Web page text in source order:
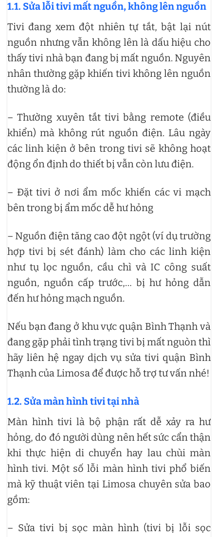
1.1. Sửa lỗi tivi mất nguồn, không lên nguồn
Tivi đang xem đột nhiên tự tắt, bật lại nút
nguồn nhưng vẫn không lên là dấu hiệu cho
thấy tivi nhà bạn đang bị mất nguồn. Nguyên
nhân thường gặp khiến tivi không lên nguồn
thường là do:
– Thường xuyên tắt tivi bằng remote (điều
khiển) mà không rút nguồn điện. Lâu ngày
các linh kiện ở bên trong tivi sẽ không hoạt
động ổn định do thiết bị vẫn còn lưu điện.
– Đặt tivi ở nơi ẩm mốc khiến các vi mạch
bên trong bị ẩm mốc dễ hư hỏng
– Nguồn điện tăng cao đột ngột (ví dụ trường
hợp tivi bị sét đánh) làm cho các linh kiện
như tụ lọc nguồn, cầu chì và IC công suất
nguồn, nguồn cấp trước,… bị hư hỏng dẫn
đến hư hỏng mạch nguồn.
Nếu bạn đang ở khu vực quận Bình Thạnh và
đang gặp phải tình trạng tivi bị mất nguòn thì
hãy liên hệ ngay dịch vụ sửa tivi quận Bình
Thạnh của Limosa để được hỗ trợ tư vấn nhé!
1.2. Sửa màn hình tivi tại nhà
Màn hình tivi là bộ phận rất dễ xảy ra hư
hỏng, do đó người dùng nên hết sức cẩn thận
khi thực hiện di chuyển hay lau chùi màn
hình tivi. Một số lỗi màn hình tivi phổ biến
mà kỹ thuật viên tại Limosa chuyên sửa bao
gồm:
– Sửa tivi bị sọc màn hình (tivi bị lỗi sọc